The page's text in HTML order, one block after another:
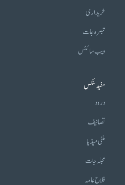
خریداری
تبصرہ جات
ویب سائٹس
مفید لنکس
درود
تصانیف
ملٹی میڈیا
مجلہ جات
فلاح عامہ